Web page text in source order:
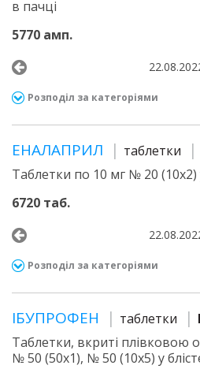
в пачці
5770 амп.
Розподіл за категоріями
ЕНАЛАПРИЛ таблетки
Таблетки по 10 мг № 20 (10х2)
6720 таб.
Розподіл за категоріями
ІБУПРОФЕН таблетки
Таблетки, вкриті плівковою
№ 50 (50х1), № 50 (10х5) у